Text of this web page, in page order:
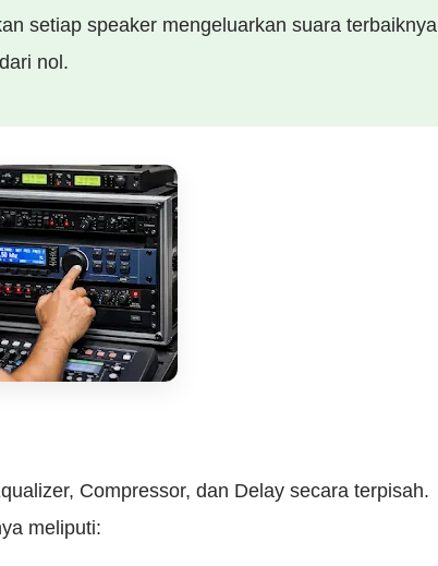
setiap speaker mengeluarkan suara terbaiknya
nol.
Compressor, dan Delay secara terpisah.
meliputi: